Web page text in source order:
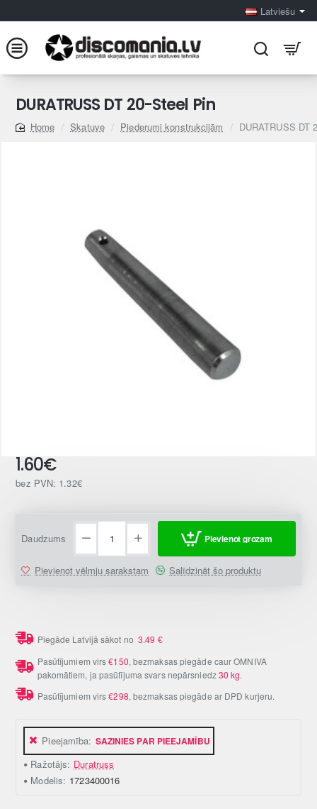
Latviešu
DURATRUSS DT 20-Steel Pin
home
Skatuve Piederumi konstrukcijām DURATRUSS DT
Pieejamība: SAZINIES PAR PIEEJAMĪBU
Ražotājs: Duratruss
Modelis: 1723400016
1.60€
bez PVN: 1.32€
Daudzums Pievienot grozam
Pievienot vēlmju sarakstam Salīdzināt šo produktu
Piegāde Latvijā sākot no3.49 €
Pasūtījumiem virs€150, bezmaksas piegāde caur OMNIVA
pakomātiem, ja pasūtījuma svars nepārsniedz30 kg.
Pasūtījumiem virs€298, bezmaksas piegāde ar DPD kurjeru.